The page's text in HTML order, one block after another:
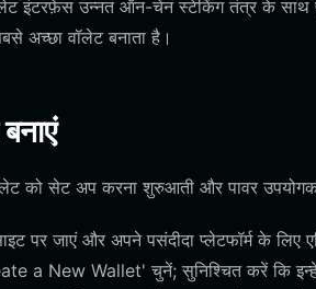
इंटरफ़ेस उन्नत ऑन-चेन स्टेकिंग तंत्र के साथ
अच्छा वॉलेट बनाता है।
सेट अप करना शुरुआती और पावर
पर जाएं और अपने पसंदीदा प्लेटफॉर्म के लिए
a New Wallet' चुनें; सुनिश्चित करें कि